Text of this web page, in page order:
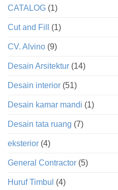
CATALOG (1)
Cut and Fill (1)
CV. Alvino (9)
Desain Arsitektur (14)
Desain interior (51)
Desain kamar mandi (1)
Desain tata ruang (7)
eksterior (4)
General Contractor (5)
Huruf Timbul (4)